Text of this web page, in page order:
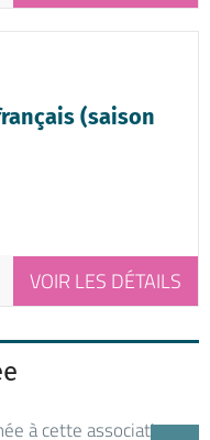
(saison
VOIR LES DÉTAILS
à cette association